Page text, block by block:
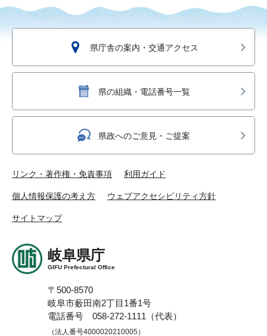
県庁舎の案内・交通アクセス
県の組織・電話番号一覧
県政へのご意見・ご提案
リンク・著作権・免責事項 利用ガイド
個人情報保護の考え方 ウェブアクセシビリティ方針
サイトマップ
岐阜県庁
GIFU Prefectural Office
〒500-8570
岐阜市薮田南2丁目1番1号
電話番号 058-272-1111（代表）
（法人番号4000020210005）